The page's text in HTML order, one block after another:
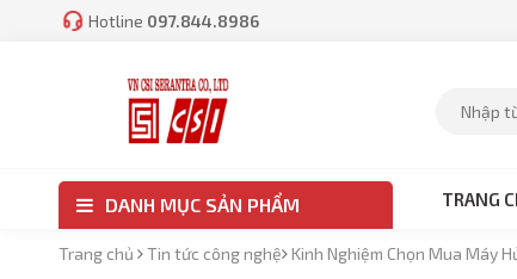
Hotline 097.844.8986
DANH MỤC SẢN PHẨM TRANG
Trang chủ Tin tức công nghệ Kinh Nghiệm Chọn Mua Máy